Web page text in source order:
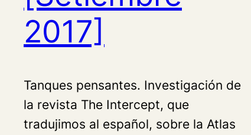
2017]
Tanques pensantes. Investigación de
la revista The Intercept, que
tradujimos al español, sobre la Atlas